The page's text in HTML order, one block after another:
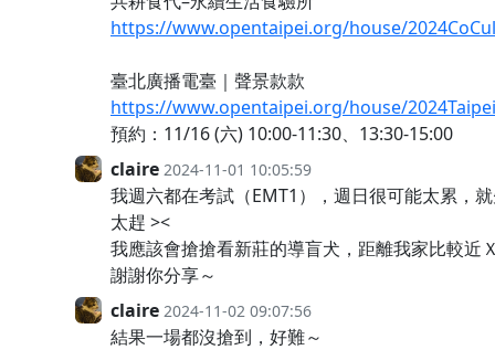
https://www.opentaipei.org/house/
臺北廣播電臺｜聲景款款
https://www.opentaipei.org/house/
預約：11/16 (六) 10:00-11:30、13:30-15:00
claire 2024-11-01 10:05:59
我週六都在考試（EMT1），週日很可能太累，
太趕 ><
我應該會搶搶看新莊的導盲犬，距離我家比較近
謝謝你分享～
claire 2024-11-02 09:07:56
結果一場都沒搶到，好難～